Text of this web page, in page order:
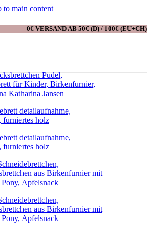
to main content
0€ VERSAND AB 50€ (D) / 100€ (EU+CH)